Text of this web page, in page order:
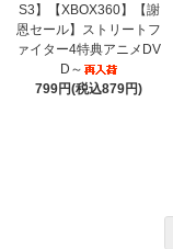
S3】【XBOX360】【謝
恩セール】ストリートフ
ァイター4特典アニメDV
D～
799円(税込879円)